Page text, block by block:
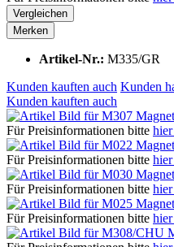
Vergleichen
Merken
Artikel-Nr.: M335/GR
Kunden kauften auch Kunden
Kunden kauften auch
Für Preisinformationen bitte
Für Preisinformationen bitte
Für Preisinformationen bitte
Für Preisinformationen bitte